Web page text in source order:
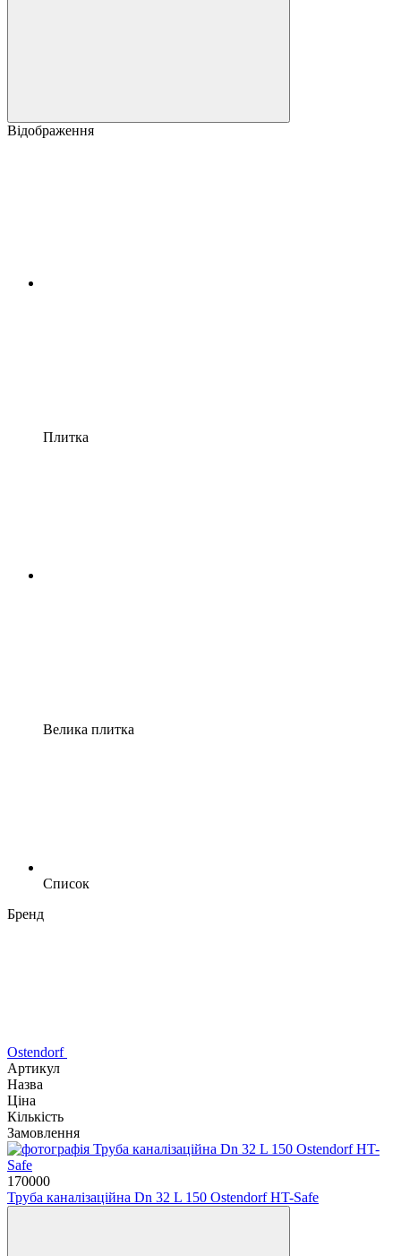
Відображення
Плитка
Велика плитка
Список
Бренд
Ostendorf
Артикул
Назва
Ціна
Кількість
Замовлення
170000
Труба каналізаційна Dn 32 L 150 Ostendorf HT-Safe